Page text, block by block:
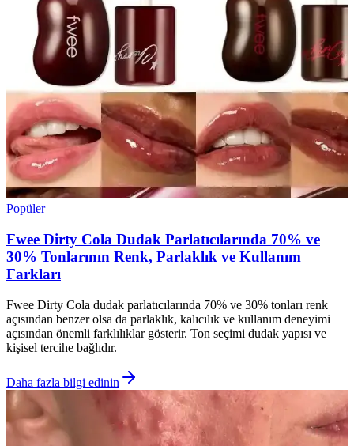
Popüler
Fwee Dirty Cola Dudak Parlatıcılarında 70% ve
30% Tonlarının Renk, Parlaklık ve Kullanım
Farkları
Fwee Dirty Cola dudak parlatıcılarında 70% ve 30% tonları renk
açısından benzer olsa da parlaklık, kalıcılık ve kullanım deneyimi
açısından önemli farklılıklar gösterir. Ton seçimi dudak yapısı ve
kişisel tercihe bağlıdır.
Daha fazla bilgi edinin